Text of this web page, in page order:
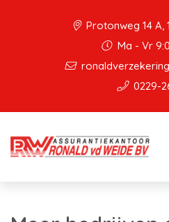
Protonweg 14 A,
Ma - Vr
0229-